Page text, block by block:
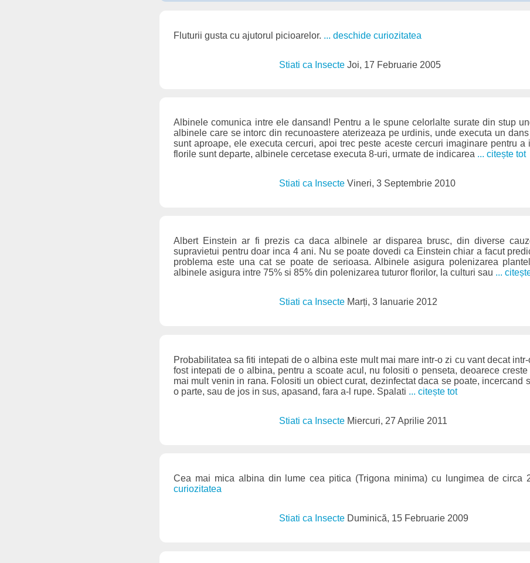
Fluturii gusta cu ajutorul picioarelor. ... deschide curiozitatea
Stiati ca InsecteJoi, 17 Februarie 2005
Albinele comunica intre ele dansand! Pentru a le spune celorlalte surate din stup
albinele care se intorc din recunoastere aterizeaza pe urdinis, unde executa un
sunt aproape, ele executa cercuri, apoi trec peste aceste cercuri imaginare pentru a
florile sunt departe, albinele cercetase executa 8-uri, urmate de indicarea ... citește tot
Stiati ca InsecteVineri, 3 Septembrie 2010
Albert Einstein ar fi prezis ca daca albinele ar disparea brusc, din diverse
supravietui pentru doar inca 4 ani. Nu se poate dovedi ca Einstein chiar a facut
problema este una cat se poate de serioasa. Albinele asigura polenizarea
albinele asigura intre 75% si 85% din polenizarea tuturor florilor, la culturi sau ...
Stiati ca Insecte Marți, 3 Ianuarie 2012
Probabilitatea sa fiti intepati de o albina este mult mai mare intr-o zi cu vant decat
fost intepati de o albina, pentru a scoate acul, nu folositi o penseta, deoarece
mai mult venin in rana. Folositi un obiect curat, dezinfectat daca se poate, incercand
o parte, sau de jos in sus, apasand, fara a-l rupe. Spalati ... citește tot
Stiati ca Insecte Miercuri, 27 Aprilie 2011
Cea mai mica albina din lume cea pitica (Trigona minima) cu lungimea de circa
curiozitatea
Stiati ca Insecte Duminică, 15 Februarie 2009